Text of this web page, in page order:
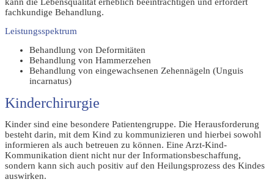
kann die Lebensqualität erheblich beeinträchtigen und erfordert
fachkundige Behandlung.
Leistungsspektrum
Behandlung von Deformitäten
Behandlung von Hammerzehen
Behandlung von eingewachsenen Zehennägeln (Unguis
incarnatus)
Kinderchirurgie
Kinder sind eine besondere Patientengruppe. Die Herausforderung
besteht darin, mit dem Kind zu kommunizieren und hierbei sowohl
informieren als auch betreuen zu können. Eine Arzt-Kind-
Kommunikation dient nicht nur der Informationsbeschaffung,
sondern kann sich auch positiv auf den Heilungsprozess des Kindes
auswirken.